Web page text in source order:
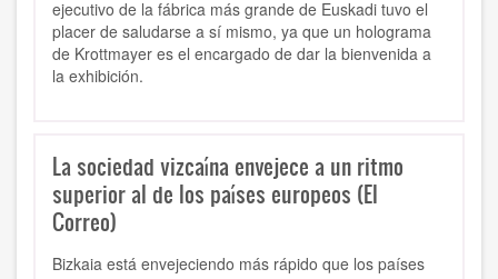
ejecutivo de la fábrica más grande de Euskadi tuvo el
placer de saludarse a sí mismo, ya que un holograma
de Krottmayer es el encargado de dar la bienvenida a
la exhibición.
La sociedad vizcaína envejece a un ritmo
superior al de los países europeos (El
Correo)
Bizkaia está envejeciendo más rápido que los países